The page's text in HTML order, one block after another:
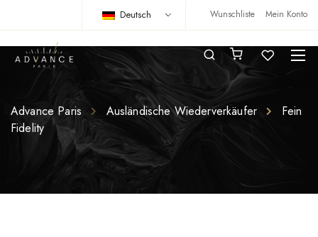
Wunschliste Mein Konto
Deutsch
Advance Paris Ausländische Wiederverkäufer
Fein
Fidelity